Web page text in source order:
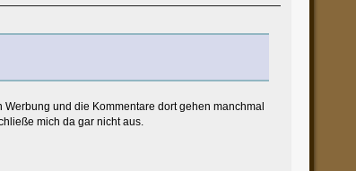
und die Kommentare dort gehen manchmal
mich da gar nicht aus.